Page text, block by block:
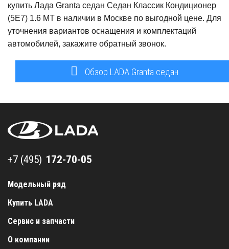
купить Лада Granta седан Седан Классик Кондиционер
(5E7) 1.6 MT в наличии в Москве по выгодной цене. Для
уточнения вариантов оснащения и комплектаций
автомобилей, закажите обратный звонок.
Обзор LADA Granta седан
+7 (495)
+7 (495) 172-70-05
Модельный ряд
Купить LADA
Сервис и запчасти
О компании